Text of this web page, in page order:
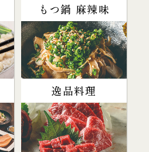
もつ鍋 麻辣味
逸品料理